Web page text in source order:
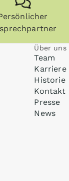
Über uns
Team
Karriere
Historie
Kontakt
Presse
News